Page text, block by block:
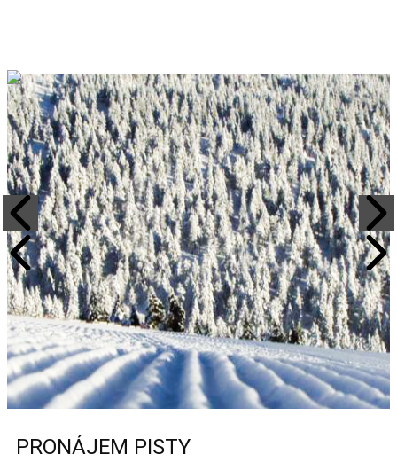
PRONÁJEM PISTY